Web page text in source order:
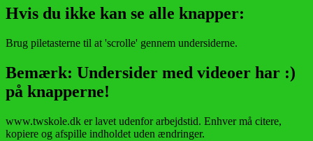
Hvis du ikke kan se alle knapper:
Brug piletasterne til at 'scrolle' gennem undersiderne.
Bemærk: Undersider med videoer har :)
på knapperne!
www.twskole.dk er lavet udenfor arbejdstid. Enhver må citere,
kopiere og afspille indholdet uden ændringer.